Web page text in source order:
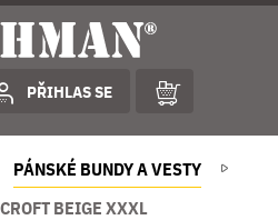
PŘIHLAS SE
PÁNSKÉ BUNDY A VESTY
BEIGE XXXL